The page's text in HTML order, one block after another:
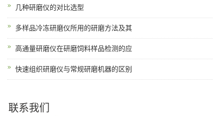
几种研磨仪的对比选型
多样品冷冻研磨仪所用的研磨方法及其
高通量研磨仪在研磨饲料样品检测的应
快速组织研磨仪与常规研磨机器的区别
联系我们